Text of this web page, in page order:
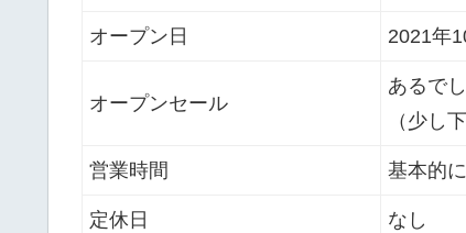
オープン日 2021年
オープンセール
あるで
（少し
営業時間 基本的
定休日 なし